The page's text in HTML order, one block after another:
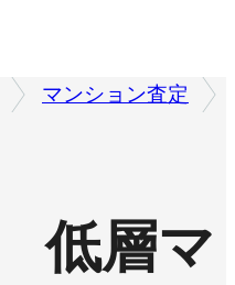
マンション査定
低層マ